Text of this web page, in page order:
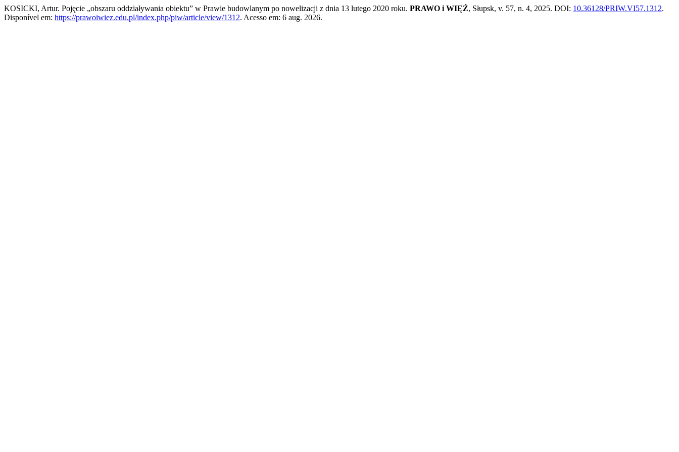
KOSICKI, Artur. Pojęcie „obszaru oddziaływania obiektu” w Prawie budowlanym po nowelizacji z dnia 13 lutego 2020 roku. PRAWO i WIĘŹ, Słupsk, v. 57, n. 4, 2025. DOI: 10.36128/PRIW.VI57.1312.
Disponível em: https://prawoiwiez.edu.pl/index.php/piw/article/view/1312. Acesso em: 6 aug. 2026.